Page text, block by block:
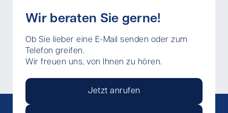
Wir beraten Sie gerne!
Ob Sie lieber eine E-Mail senden oder zum
Telefon greifen.
Wir freuen uns, von Ihnen zu hören.
Jetzt anrufen